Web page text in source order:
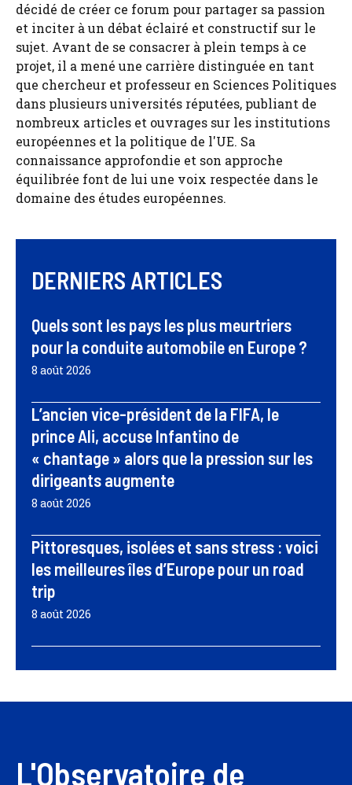
décidé de créer ce forum pour partager sa passion
et inciter à un débat éclairé et constructif sur le
sujet. Avant de se consacrer à plein temps à ce
projet, il a mené une carrière distinguée en tant
que chercheur et professeur en Sciences Politiques
dans plusieurs universités réputées, publiant de
nombreux articles et ouvrages sur les institutions
européennes et la politique de l'UE. Sa
connaissance approfondie et son approche
équilibrée font de lui une voix respectée dans le
domaine des études européennes.
DERNIERS ARTICLES
Quels sont les pays les plus meurtriers
pour la conduite automobile en Europe ?
8 août 2026
L’ancien vice-président de la FIFA, le
prince Ali, accuse Infantino de
« chantage » alors que la pression sur les
dirigeants augmente
8 août 2026
Pittoresques, isolées et sans stress : voici
les meilleures îles d’Europe pour un road
trip
8 août 2026
L'Observatoire de